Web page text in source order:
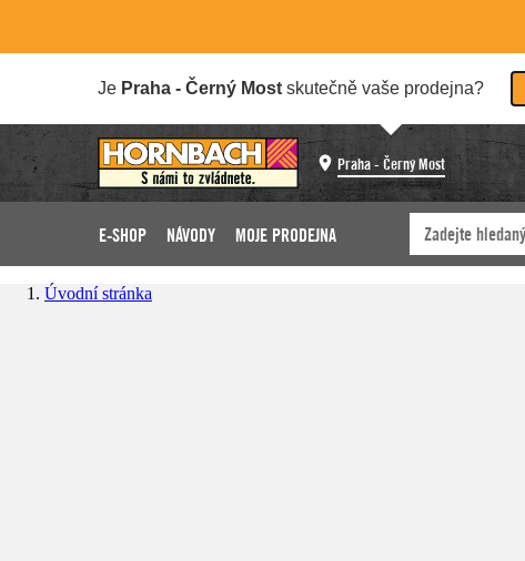
Je Praha - Černý Most skutečně vaše prodejna?
Praha - Černý Most
E-SHOP NÁVODY MOJE PRODEJNA
Úvodní stránka